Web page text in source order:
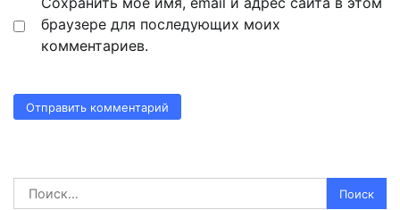
браузере для последующих моих
комментариев.
Найти: